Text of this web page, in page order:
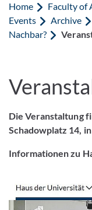
Home Faculty of
Events
Archive
Nachbar?
Die Veranstaltung
Schadowplatz 14,
Informationen zu